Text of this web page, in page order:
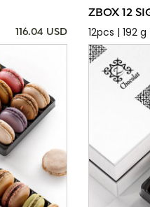
116.04 USD
ZBOX 12
12pcs | 192 g